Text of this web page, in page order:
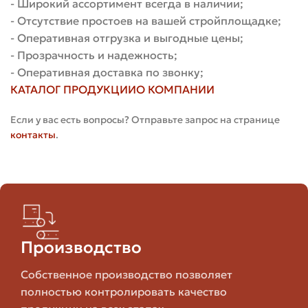
Таблица: сравнение размеров кирпича
Тип
Примерные
Размеры,
Когда Использовать
облицовка
Полуторный
88
- Широкий ассортимент всегда в наличии;
- Отсутствие простоев на вашей стройплощадке;
- Оперативная отгрузка и выгодные цены;
- Прозрачность и надежность;
- Оперативная доставка по звонку;
КАТАЛОГ ПРОДУКЦИИО КОМПАНИИ
Если у вас есть вопросы? Отправьте запрос на странице
контакты.
Производство
Собственное производство позволяет
полностью контролировать качество